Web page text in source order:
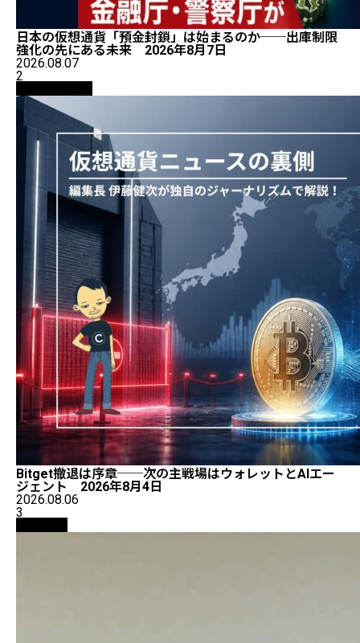
日本の仮想通貨「預金封鎖」は始まるのか──出庫制限
強化の先にある未来 2026年8月7日
2026.08.07
2
Bitget撤退は序章──次の主戦場はウォレットとAIエー
ジェント 2026年8月4日
2026.08.06
3